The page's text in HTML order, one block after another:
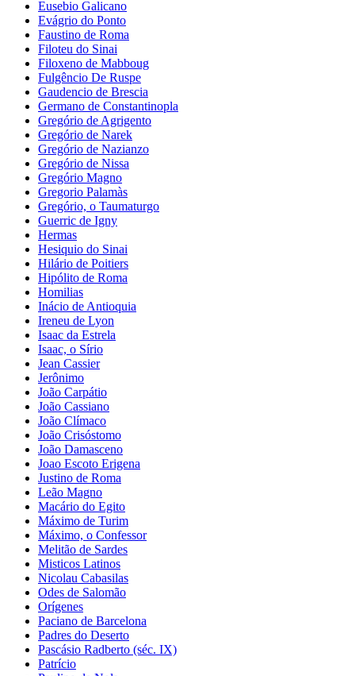
Eusebio Galicano
Evágrio do Ponto
Faustino de Roma
Filoteu do Sinai
Filoxeno de Mabboug
Fulgêncio De Ruspe
Gaudencio de Brescia
Germano de Constantinopla
Gregório de Agrigento
Gregório de Narek
Gregório de Nazianzo
Gregório de Nissa
Gregório Magno
Gregorio Palamàs
Gregório, o Taumaturgo
Guerric de Igny
Hermas
Hesiquio do Sinai
Hilário de Poitiers
Hipólito de Roma
Homilias
Inácio de Antioquia
Ireneu de Lyon
Isaac da Estrela
Isaac, o Sírio
Jean Cassier
Jerônimo
João Carpátio
João Cassiano
João Clímaco
João Crisóstomo
João Damasceno
Joao Escoto Erigena
Justino de Roma
Leão Magno
Macário do Egito
Máximo de Turim
Máximo, o Confessor
Melitão de Sardes
Misticos Latinos
Nicolau Cabasilas
Odes de Salomão
Orígenes
Paciano de Barcelona
Padres do Deserto
Pascásio Radberto (séc. IX)
Patrício